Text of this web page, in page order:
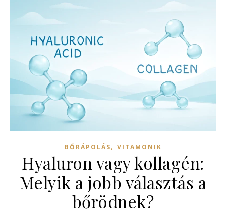
BŐRÁPOLÁS, VITAMONIK
Hyaluron vagy kollagén:
Melyik a jobb választás a
bőrödnek?